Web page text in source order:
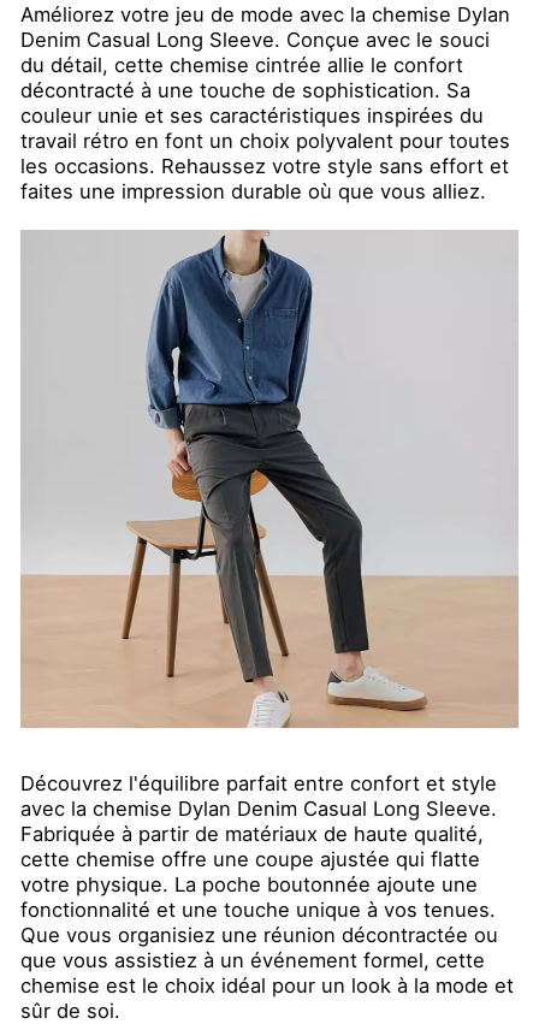
Améliorez votre jeu de mode avec la chemise Dylan
Denim Casual Long Sleeve. Conçue avec le souci
du détail, cette chemise cintrée allie le confort
décontracté à une touche de sophistication. Sa
couleur unie et ses caractéristiques inspirées du
travail rétro en font un choix polyvalent pour toutes
les occasions. Rehaussez votre style sans effort et
faites une impression durable où que vous alliez.
Découvrez l'équilibre parfait entre confort et style
avec la chemise Dylan Denim Casual Long Sleeve.
Fabriquée à partir de matériaux de haute qualité,
cette chemise offre une coupe ajustée qui flatte
votre physique. La poche boutonnée ajoute une
fonctionnalité et une touche unique à vos tenues.
Que vous organisiez une réunion décontractée ou
que vous assistiez à un événement formel, cette
chemise est le choix idéal pour un look à la mode et
sûr de soi.